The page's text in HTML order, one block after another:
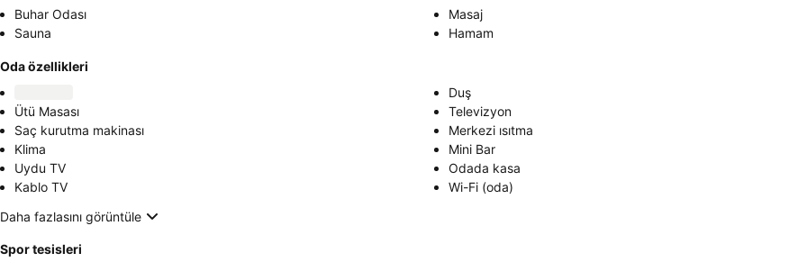
Buhar Odası
Masaj
Sauna
Hamam
Oda özellikleri
Duş
Ütü Masası
Televizyon
Saç kurutma makinası
Merkezi ısıtma
Klima
Mini Bar
Uydu TV
Odada kasa
Kablo TV
Wi-Fi (oda)
Daha fazlasını görüntüle
Spor tesisleri